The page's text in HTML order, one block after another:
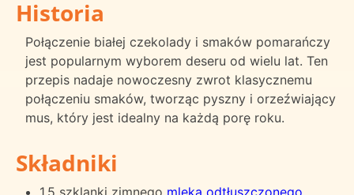
Historia
Połączenie białej czekolady i smaków pomarańczy
jest popularnym wyborem deseru od wielu lat. Ten
przepis nadaje nowoczesny zwrot klasycznemu
połączeniu smaków, tworząc pyszny i orzeźwiający
mus, który jest idealny na każdą porę roku.
Składniki
1,5 szklanki zimnego mleka odtłuszczonego